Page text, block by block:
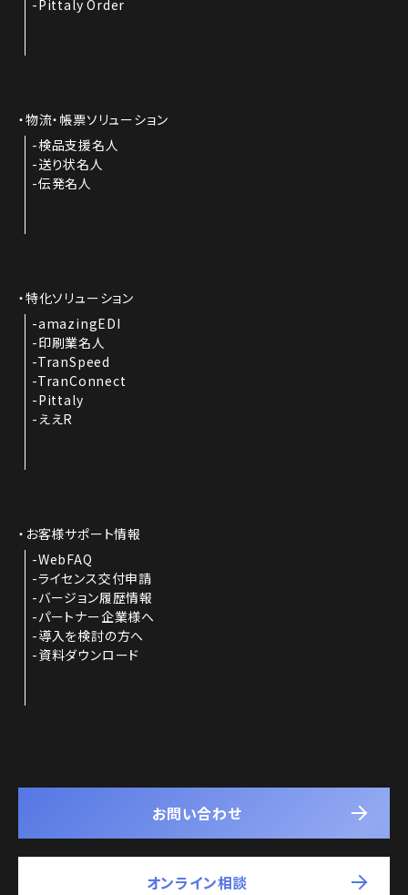
Pittaly Order
物流・帳票ソリューション
検品支援名人
送り状名人
伝発名人
特化ソリューション
amazingEDI
印刷業名人
TranSpeed
TranConnect
Pittaly
ええR
お客様サポート情報
WebFAQ
ライセンス交付申請
バージョン履歴情報
パートナー企業様へ
導入を検討の方へ
資料ダウンロード
お問い合わせ
オンライン相談